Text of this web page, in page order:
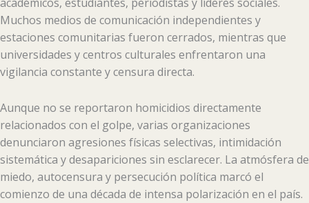
Muchos medios de comunicación independientes y
estaciones comunitarias fueron cerrados, mientras que
universidades y centros culturales enfrentaron una
vigilancia constante y censura directa.
Aunque no se reportaron homicidios directamente
relacionados con el golpe, varias organizaciones
denunciaron agresiones físicas selectivas, intimidación
sistemática y desapariciones sin esclarecer. La atmósfera de
miedo, autocensura y persecución política marcó el
comienzo de una década de intensa polarización en el país.